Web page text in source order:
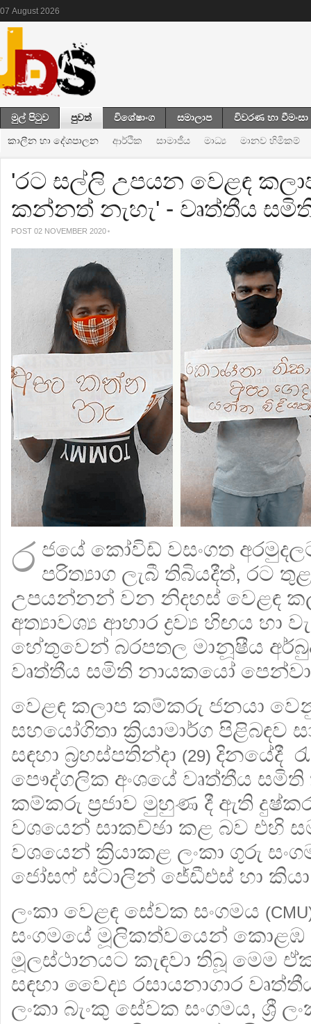
07 August 2026
මුල් පිටුව පුවත් විශේෂාංග සමාලාප විවරණ හා වීමංසා
කාලීන හා දේශපාලන ආර්ථික සාමාජීය මාධ්‍ය මානව හිමිකම්
'රට සල්ලි උපයන වෙළඳ
කන්නත් නැහැ' - වෘත්තීය
POST 02 NOVEMBER 2020
ර ජයේ කෝවිඩ් වසංගත
පරිත්‍යාග ලැබී තිබියදීත්, රට
උපයන්නන් වන නිදහස් වෙළඳ
අත්‍යාවශ්‍ය ආහාර ද්‍රව්‍ය හිඟය හා
හේතුවෙන් බරපතල මානූෂීය
වෘත්තීය සමිති නායකයෝ පෙන්වා
වෙළඳ කලාප කම්කරු ජනයා
සහයෝගිතා ක්‍රියාමාර්ග පිළිබඳව
සඳහා බ්‍රහස්පතින්දා (29) දිනයේදී
පෞද්ගලික අංශයේ වෘත්තීය සමිති
කම්කරු ප්‍රජාව මුහුණ දී ඇති
වශයෙන් සාකච්ඡා කළ බව එහි
වශයෙන් ක්‍රියාකළ ලංකා ගුරු
ජෝසෆ් ස්ටාලින් ජේඩීඑස් හා
ලංකා වෙළඳ සේවක සංගමය
සංගමයේ මූලිකත්වයෙන් කොළඹ
මූලස්ථානයට කැඳවා තිබූ මෙම
සඳහා වෛද්‍ය රසායනාගාර
ලංකා බැංකු සේවක සංගමය, ශ්‍රී